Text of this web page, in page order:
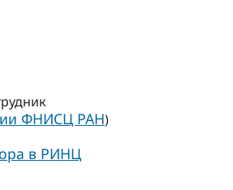
ФНИСЦ РАН)
в РИНЦ